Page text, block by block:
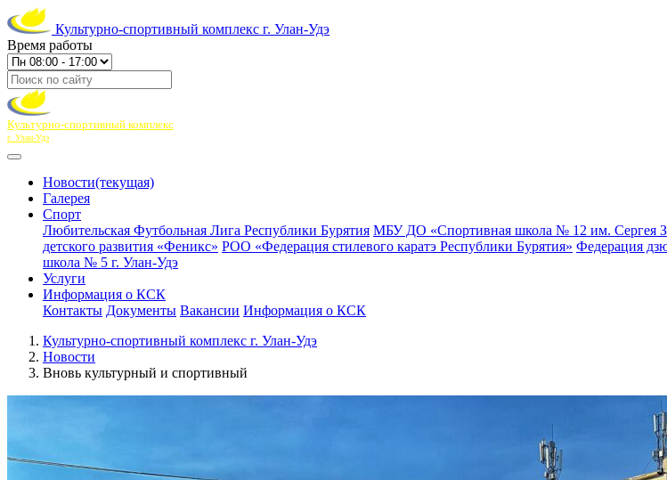
Культурно-спортивный комплекс г. Улан-Удэ
Время работы
Культурно-спортивный комплекс
г. Улан-Удэ
Новости(текущая)
Галерея
Спорт
Любительская Футбольная Лига Республики Бурятия МБУ ДО «Спортивная школа № 12 им. Сергея
детского развития «Феникс» РОО «Федерация стилевого каратэ Республики Бурятия» Федерация
школа № 5 г. Улан-Удэ
Услуги
Информация о КСК
Контакты Документы Вакансии Информация о КСК
Культурно-спортивный комплекс г. Улан-Удэ
Новости
Вновь культурный и спортивный